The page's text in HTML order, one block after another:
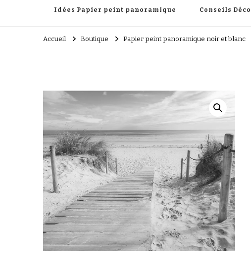
Idées Papier peint panoramique Conseils Déco
Accueil Boutique Papier peint panoramique noir et blanc